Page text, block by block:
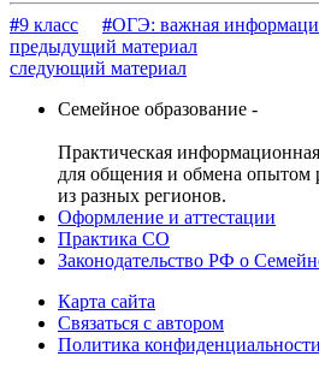
Отправить
#9 класс #ОГЭ: важная
предыдущий материал
следующий материал
Семейное образование -
Практическая
для общения и обмена опытом
из разных регионов.
Оформление и аттестации
Практика СО
Законодательство РФ о
Карта сайта
Связаться с автором
Политика конфиденциальности